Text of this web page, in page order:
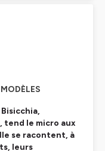
tend le micro aux
se racontent, à
leurs